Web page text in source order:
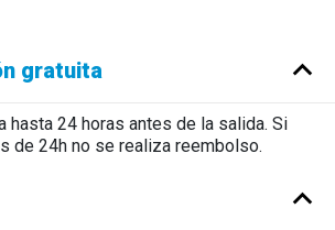
gratuita
hasta 24 horas antes de la salida. Si
de 24h no se realiza reembolso.